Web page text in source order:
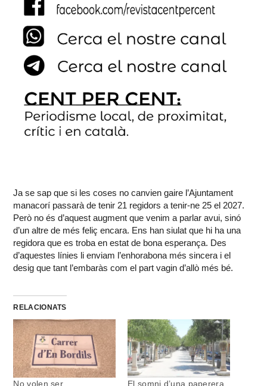
Ja se sap que si les coses no canvien gaire l’Ajuntament
manacorí passarà de tenir 21 regidors a tenir-ne 25 el 2027.
Però no és d’aquest augment que venim a parlar avui, sinó
d’un altre de més feliç encara. Ens han siulat que hi ha una
regidora que es troba en estat de bona esperança. Des
d’aquestes línies li enviam l’enhorabona més sincera i el
desig que tant l’embaràs com el part vagin d’allò més bé.
RELACIONATS
No volen ser El somni d’una paperera